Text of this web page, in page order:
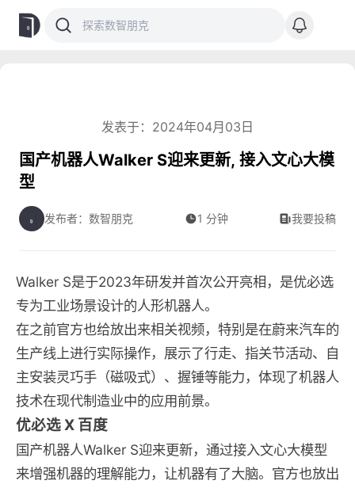
发表于：2024年04月03日
国产机器人Walker S迎来更新, 接入文心大模
型
发布者：数智朋克 1 分钟 我要投稿
Walker S是于2023年研发并首次公开亮相，是优必选
专为工业场景设计的人形机器人。
在之前官方也给放出来相关视频，特别是在蔚来汽车的
生产线上进行实际操作，展示了行走、指关节活动、自
主安装灵巧手（磁吸式）、握锤等能力，体现了机器人
技术在现代制造业中的应用前景。
优必选 X 百度
国产机器人Walker S迎来更新，通过接入文心大模型
来增强机器的理解能力，让机器有了大脑。官方也放出